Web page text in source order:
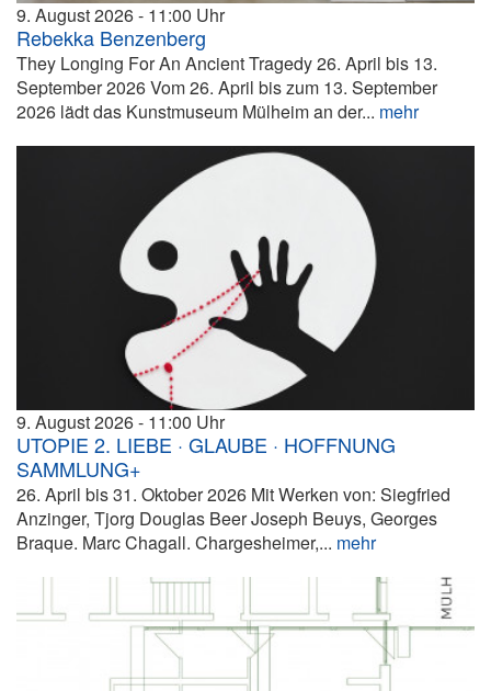
9. August 2026 11:00
Rebekka Benzenberg
They Longing For An Ancient Tragedy 26. April bis 13.
September 2026 Vom 26. April bis zum 13. September
2026 lädt das Kunstmuseum Mülheim an der... mehr
9. August 2026 11:00
UTOPIE 2. LIEBE · GLAUBE · HOFFNUNG
SAMMLUNG+
26. April bis 31. Oktober 2026 Mit Werken von: Siegfried
Anzinger, Tjorg Douglas Beer Joseph Beuys, Georges
Braque. Marc Chagall. Chargesheimer,... mehr